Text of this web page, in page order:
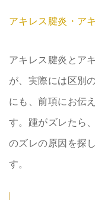
アキレス腱炎・ア
アキレス腱炎とア
が、実際には区別
にも、前項にお伝
す。踵がズレたら
のズレの原因を探
す。